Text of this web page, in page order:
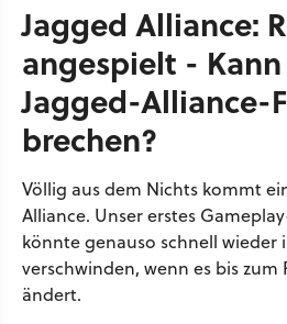
Jagged Alliance:
angespielt -
Jagged-Alliance-
brechen?
Völlig aus dem Nichts kommt
Alliance. Unser erstes
könnte genauso schnell wieder
verschwinden, wenn es bis zum
ändert.